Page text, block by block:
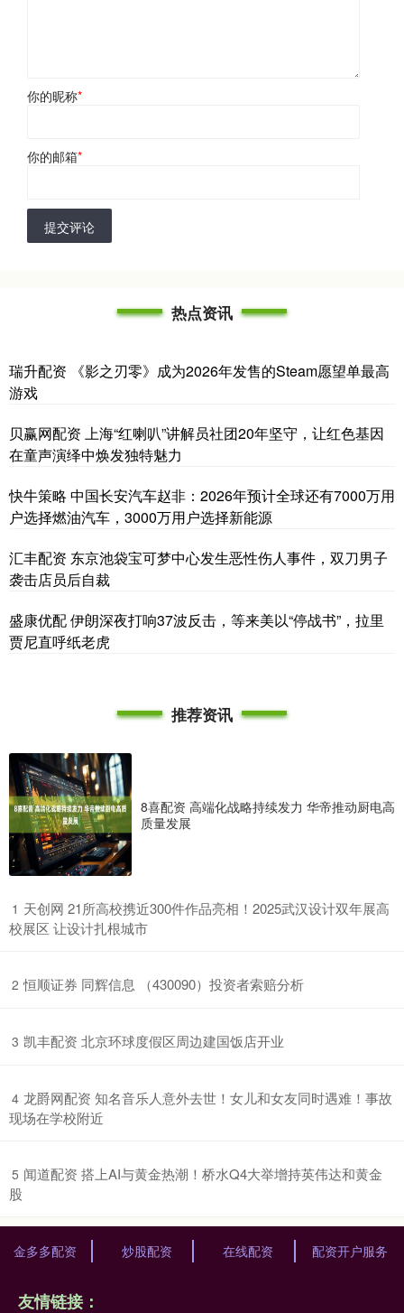
你的昵称*
你的邮箱*
提交评论
热点资讯
瑞升配资 《影之刃零》成为2026年发售的Steam愿望单最高
游戏
贝赢网配资 上海“红喇叭”讲解员社团20年坚守，让红色基因
在童声演绎中焕发独特魅力
快牛策略 中国长安汽车赵非：2026年预计全球还有7000万用
户选择燃油汽车，3000万用户选择新能源
汇丰配资 东京池袋宝可梦中心发生恶性伤人事件，双刀男子
袭击店员后自裁
盛康优配 伊朗深夜打响37波反击，等来美以“停战书”，拉里
贾尼直呼纸老虎
推荐资讯
8喜配资 高端化战略持续发力 华帝推动厨电高
质量发展
1 ​天创网 21所高校携近300件作品亮相！2025武汉设计双年展高
校展区 让设计扎根城市
2 ​恒顺证券 同辉信息 （430090）投资者索赔分析
3 ​凯丰配资 北京环球度假区周边建国饭店开业
4 ​龙爵网配资 知名音乐人意外去世！女儿和女友同时遇难！事故
现场在学校附近
5 ​闻道配资 搭上AI与黄金热潮！桥水Q4大举增持英伟达和黄金
股
金多多配资 炒股配资 在线配资 配资开户服务
友情链接：